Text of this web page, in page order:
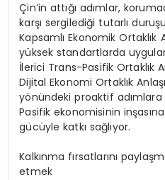
Çin’in attığı adımlar,
karşı sergilediği tutarlı
Kapsamlı Ekonomik Ortaklık
yüksek standartlarda
İlerici Trans-Pasifik Ortaklık
Dijital Ekonomi Ortaklık
yönündeki proaktif adımlara
Pasifik ekonomisinin
gücüyle katkı sağlıyor.
Kalkınma fırsatlarını
etmek